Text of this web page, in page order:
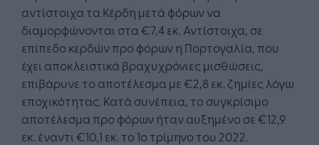
αντίστοιχα τα Κέρδη μετά φόρων να
διαμορφώνονται στα €7,4 εκ. Αντίστοιχα, σε
επίπεδο κερδών προ φόρων η Πορτογαλία, που
έχει αποκλειστικά βραχυχρόνιες μισθώσεις,
επιβάρυνε το αποτέλεσμα με €2,8 εκ. ζημίες λόγω
εποχικότητας. Κατά συνέπεια, το συγκρίσιμο
αποτέλεσμα προ φόρων ήταν αυξημένο σε €12,9
εκ. έναντι €10,1 εκ. το 1ο τρίμηνο του 2022.